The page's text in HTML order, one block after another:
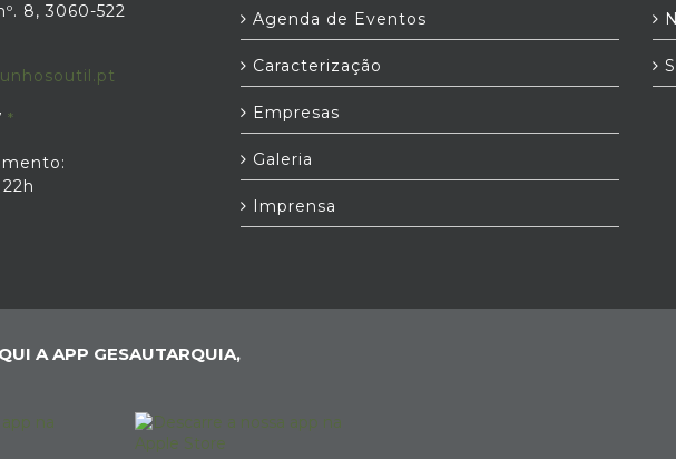
8, 3060-522
Agenda de Eventos
Caracterização
Empresas
Galeria
Imprensa
A APP GESAUTARQUIA,